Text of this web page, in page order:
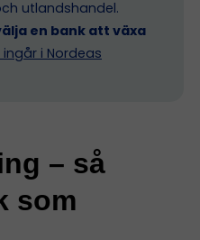
utlandshandel.
en bank att växa
i Nordeas
– så
som